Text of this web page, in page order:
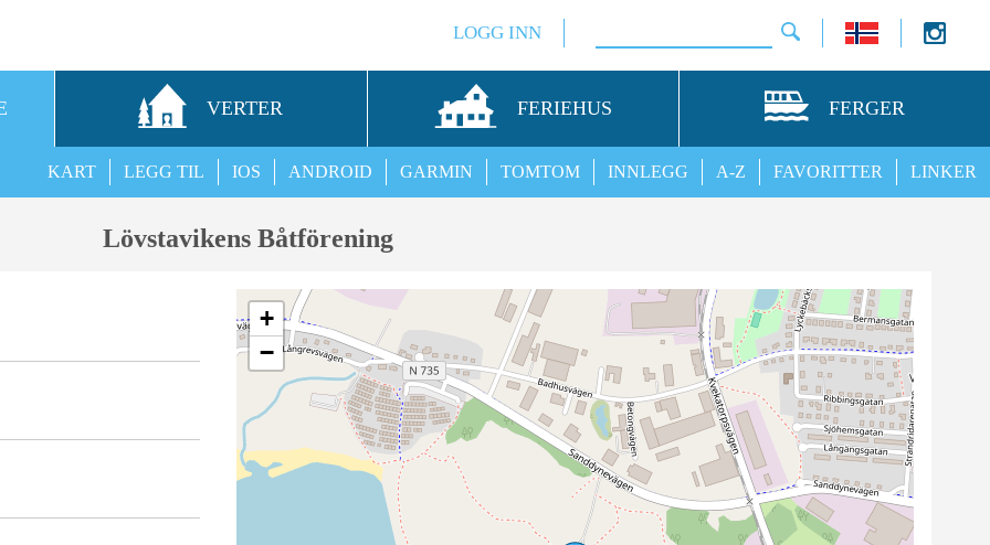
LOGG INN
VERTER FERIEHUS FERGER
LINKER
FAVORITTER
A-Z
INNLEGG
TOMTOM
GARMIN
ANDROID
IOS
LEGG TIL
KART
Lövstavikens Båtförening
+
−